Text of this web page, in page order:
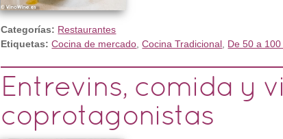
Categorías: Restaurantes
Etiquetas: Cocina de mercado,Cocina Tradicional, De 50 a 100
Entrevins, comida y
coprotagonistas